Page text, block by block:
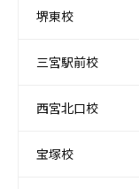
堺東校
三宮駅前校
西宮北口校
宝塚校